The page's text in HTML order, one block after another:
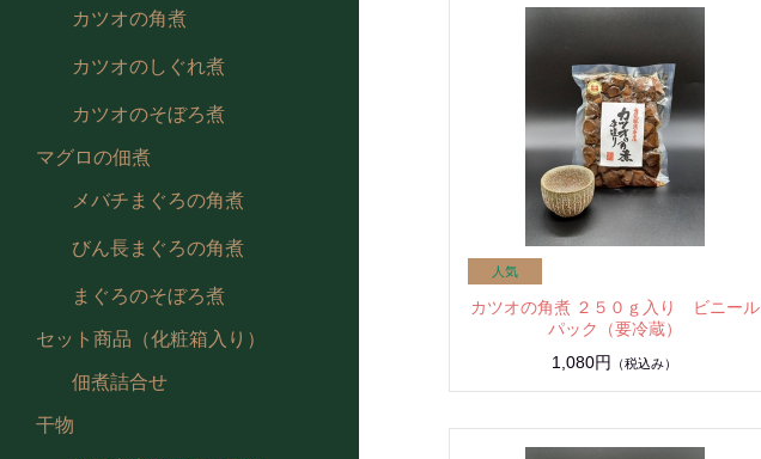
カツオの角煮
カツオのしぐれ煮
カツオのそぼろ煮
マグロの佃煮
メバチまぐろの角煮
びん長まぐろの角煮
まぐろのそぼろ煮
セット商品（化粧箱入り）
佃煮詰合せ
干物
カツオの角煮 ２５０ｇ入り ビニール
パック（要冷蔵）
1,080円
（税込み）